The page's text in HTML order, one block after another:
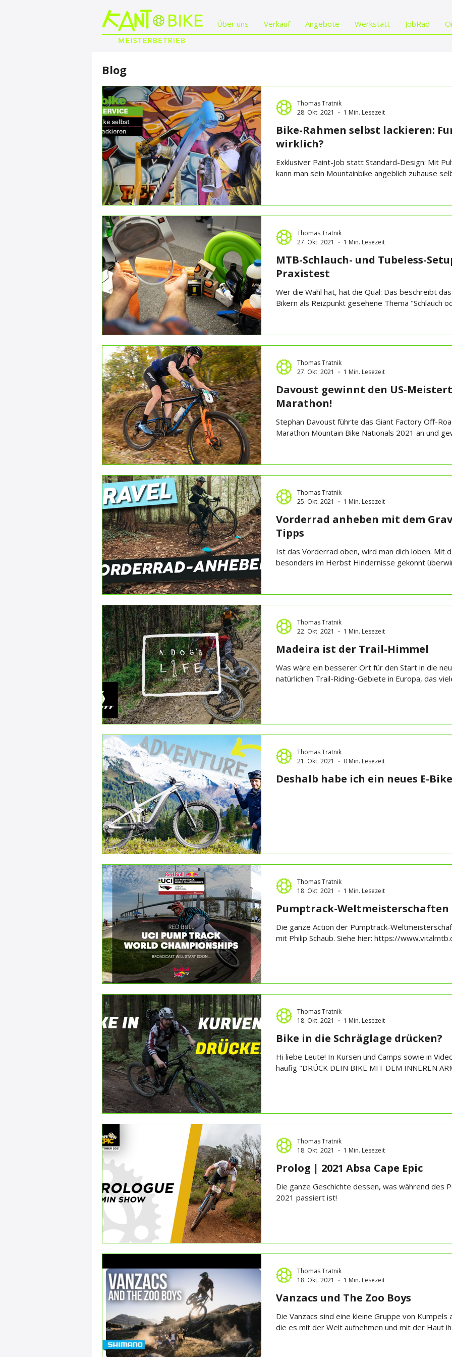
Über uns Verkauf Angebote Werkstatt JobRad
Blog
Bike-Rahmen selbst lackieren:
wirklich?
Exklusiver Paint-Job statt Standard-Design: Mit
kann man sein Mountainbike angeblich zuhause
Thomas Tratnik
28. Okt. 2021
1 Min. Lesezeit
MTB-Schlauch- und Tubeless-
Praxistest
Wer die Wahl hat, hat die Qual: Das beschreibt
Bikern als Reizpunkt gesehene Thema "Schlauch
Thomas Tratnik
27. Okt. 2021
1 Min. Lesezeit
Davoust gewinnt den US-
Marathon!
Stephan Davoust führte das Giant Factory Off-
Marathon Mountain Bike Nationals 2021 an und
Thomas Tratnik
27. Okt. 2021
1 Min. Lesezeit
Vorderrad anheben mit dem
Tipps
Ist das Vorderrad oben, wird man dich loben. Mit
besonders im Herbst Hindernisse gekonnt
Thomas Tratnik
25. Okt. 2021
1 Min. Lesezeit
Madeira ist der Trail-Himmel
Was wäre ein besserer Ort für den Start in die
natürlichen Trail-Riding-Gebiete in Europa, das
Thomas Tratnik
22. Okt. 2021
1 Min. Lesezeit
Deshalb habe ich ein neues E-
Thomas Tratnik
21. Okt. 2021
0 Min. Lesezeit
Pumptrack-Weltmeisterschaften
Die ganze Action der Pumptrack-
mit Philip Schaub. Siehe hier: https://
Thomas Tratnik
18. Okt. 2021
1 Min. Lesezeit
Bike in die Schräglage drücken?
Hi liebe Leute! In Kursen und Camps sowie in
häufig "DRÜCK DEIN BIKE MIT DEM INNEREN
Thomas Tratnik
18. Okt. 2021
1 Min. Lesezeit
Prolog | 2021 Absa Cape Epic
Die ganze Geschichte dessen, was während des
2021 passiert ist!
Thomas Tratnik
18. Okt. 2021
1 Min. Lesezeit
Vanzacs und The Zoo Boys
Die Vanzacs sind eine kleine Gruppe von Kumpels
die es mit der Welt aufnehmen und mit der Haut
Thomas Tratnik
18. Okt. 2021
1 Min. Lesezeit